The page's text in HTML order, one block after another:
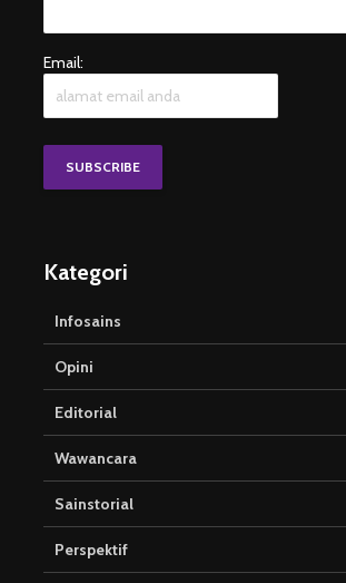
Email:
Kategori
Infosains
Opini
Editorial
Wawancara
Sainstorial
Perspektif